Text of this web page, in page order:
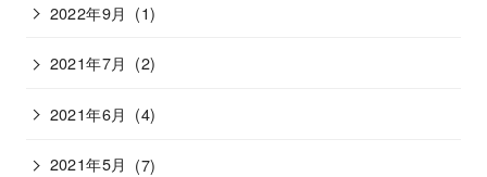
2022年9月 (1)
2021年7月 (2)
2021年6月 (4)
2021年5月 (7)